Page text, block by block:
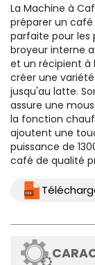
La Machine à
préparer un
parfaite pour les
broyeur interne
et un récipient
créer une
jusqu'au latte.
assure une
la fonction
ajoutent une
puissance de
café de qualité